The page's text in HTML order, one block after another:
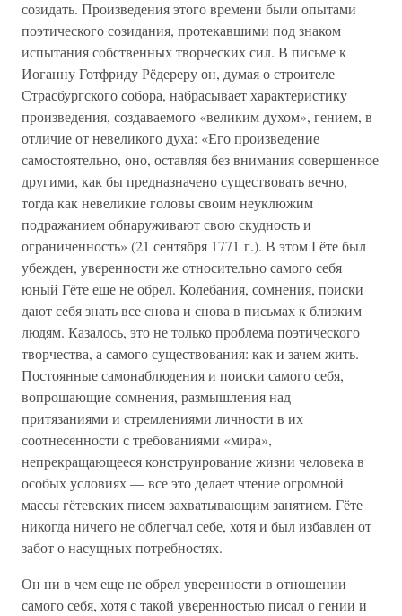
созидать. Произведения этого времени были опытами
поэтического созидания, протекавшими под знаком
испытания собственных творческих сил. В письме к
Иоганну Готфриду Рёдереру он, думая о строителе
Страсбургского собора, набрасывает характеристику
произведения, создаваемого «великим духом», гением, в
отличие от невеликого духа: «Его произведение
самостоятельно, оно, оставляя без внимания совершенное
другими, как бы предназначено существовать вечно,
тогда как невеликие головы своим неуклюжим
подражанием обнаруживают свою скудность и
ограниченность» (21 сентября 1771 г.). В этом Гёте был
убежден, уверенности же относительно самого себя
юный Гёте еще не обрел. Колебания, сомнения, поиски
дают себя знать все снова и снова в письмах к близким
людям. Казалось, это не только проблема поэтического
творчества, а самого существования: как и зачем жить.
Постоянные самонаблюдения и поиски самого себя,
вопрошающие сомнения, размышления над
притязаниями и стремлениями личности в их
соотнесенности с требованиями «мира»,
непрекращающееся конструирование жизни человека в
особых условиях — все это делает чтение огромной
массы гётевских писем захватывающим занятием. Гёте
никогда ничего не облегчал себе, хотя и был избавлен от
забот о насущных потребностях.
Он ни в чем еще не обрел уверенности в отношении
самого себя, хотя с такой уверенностью писал о гении и